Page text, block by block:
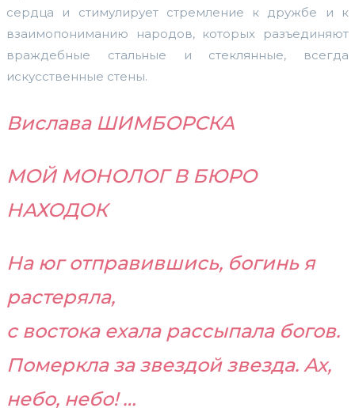
сердца и стимулирует стремление к дружбе и к
взаимопониманию народов, которых разъединяют
враждебные стальные и стеклянные, всегда
искусственные стены.
Вислава ШИМБОРСКА
МОЙ МОНОЛОГ В БЮРО
НАХОДОК
На юг отправившись, богинь я
растеряла,
с востока ехала рассыпала богов.
Померкла за звездой звезда. Ах,
небо, небо! …